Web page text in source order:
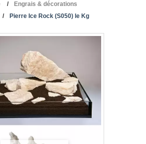
Engrais & décorations
Pierre Ice Rock (S050) le Kg